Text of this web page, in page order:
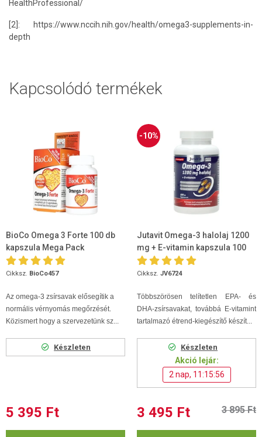
HealthProfessional/
[2]: https://www.nccih.nih.gov/health/omega3-supplements-in-
depth
Kapcsolódó termékek
BioCo Omega 3 Forte 100 db
kapszula Mega Pack
Cikksz. BioCo457
Az omega-3 zsírsavak elősegítik a
normális vérnyomás megőrzését.
Közismert hogy a szervezetünk sz...
Készleten
5 395 Ft
-10%
Jutavit Omega-3 halolaj 1200
mg + E-vitamin kapszula 100
db
Cikksz. JV6724
Többszörösen telítetlen EPA- és
DHA-zsírsavakat, továbbá E-vitamint
tartalmazó étrend-kiegészítő készít...
Készleten
Akció lejár:
2 nap, 11:15:56
3 495 Ft 3 895 Ft